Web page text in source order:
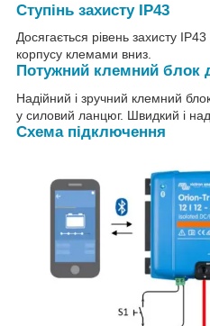
Ступінь захисту IP43
Досягається рівень захисту
корпусу клемами вниз.
Потужний клемний блок
Надійний і зручний клемний
у силовий ланцюг. Швидкий і
Схема підключення